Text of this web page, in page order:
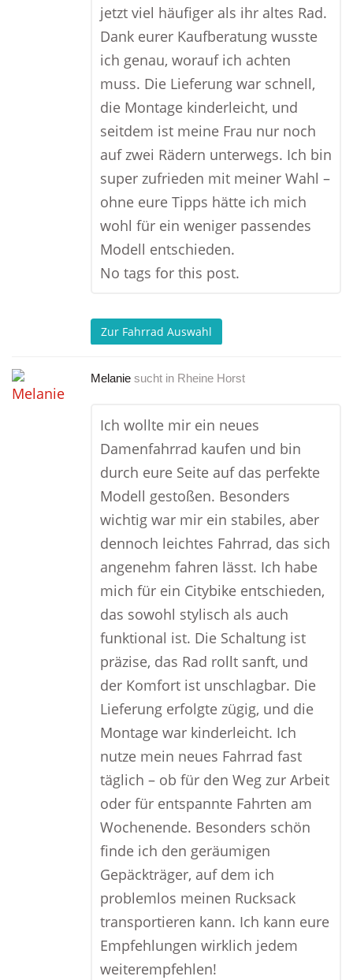
jetzt viel häufiger als ihr altes Rad.
Dank eurer Kaufberatung wusste
ich genau, worauf ich achten
muss. Die Lieferung war schnell,
die Montage kinderleicht, und
seitdem ist meine Frau nur noch
auf zwei Rädern unterwegs. Ich bin
super zufrieden mit meiner Wahl –
ohne eure Tipps hätte ich mich
wohl für ein weniger passendes
Modell entschieden.
No tags for this post.
Zur Fahrrad Auswahl
Melanie sucht in Rheine Horst
Ich wollte mir ein neues
Damenfahrrad kaufen und bin
durch eure Seite auf das perfekte
Modell gestoßen. Besonders
wichtig war mir ein stabiles, aber
dennoch leichtes Fahrrad, das sich
angenehm fahren lässt. Ich habe
mich für ein Citybike entschieden,
das sowohl stylisch als auch
funktional ist. Die Schaltung ist
präzise, das Rad rollt sanft, und
der Komfort ist unschlagbar. Die
Lieferung erfolgte zügig, und die
Montage war kinderleicht. Ich
nutze mein neues Fahrrad fast
täglich – ob für den Weg zur Arbeit
oder für entspannte Fahrten am
Wochenende. Besonders schön
finde ich den geräumigen
Gepäckträger, auf dem ich
problemlos meinen Rucksack
transportieren kann. Ich kann eure
Empfehlungen wirklich jedem
weiterempfehlen!